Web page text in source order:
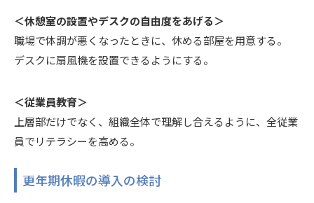
＜休憩室の設置やデスクの自由度をあげる＞
職場で体調が悪くなったときに、休める部屋を用意する。
デスクに扇風機を設置できるようにする。
＜従業員教育＞
上層部だけでなく、組織全体で理解し合えるように、全従業
員でリテラシーを高める。
更年期休暇の導入の検討